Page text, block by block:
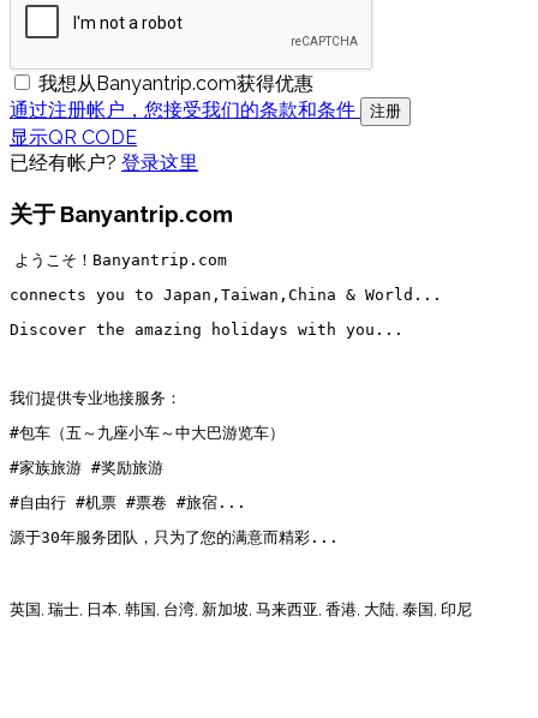
我想从Banyantrip.com获得优惠
通过注册帐户，您接受我们的条款和条件
注册
显示QR CODE
已经有帐户? 登录这里
关于 Banyantrip.com
ようこそ！Banyantrip.com
connects you to Japan,Taiwan,China & World...
Discover the amazing holidays with you...
我们提供专业地接服务：
#包车（五～九座小车～中大巴游览车）
#家族旅游 #奖励旅游
#自由行 #机票 #票卷 #旅宿...
源于30年服务团队，只为了您的满意而精彩...
英国, 瑞士, 日本, 韩国, 台湾, 新加坡, 马来西亚, 香港, 大陆, 泰国, 印尼